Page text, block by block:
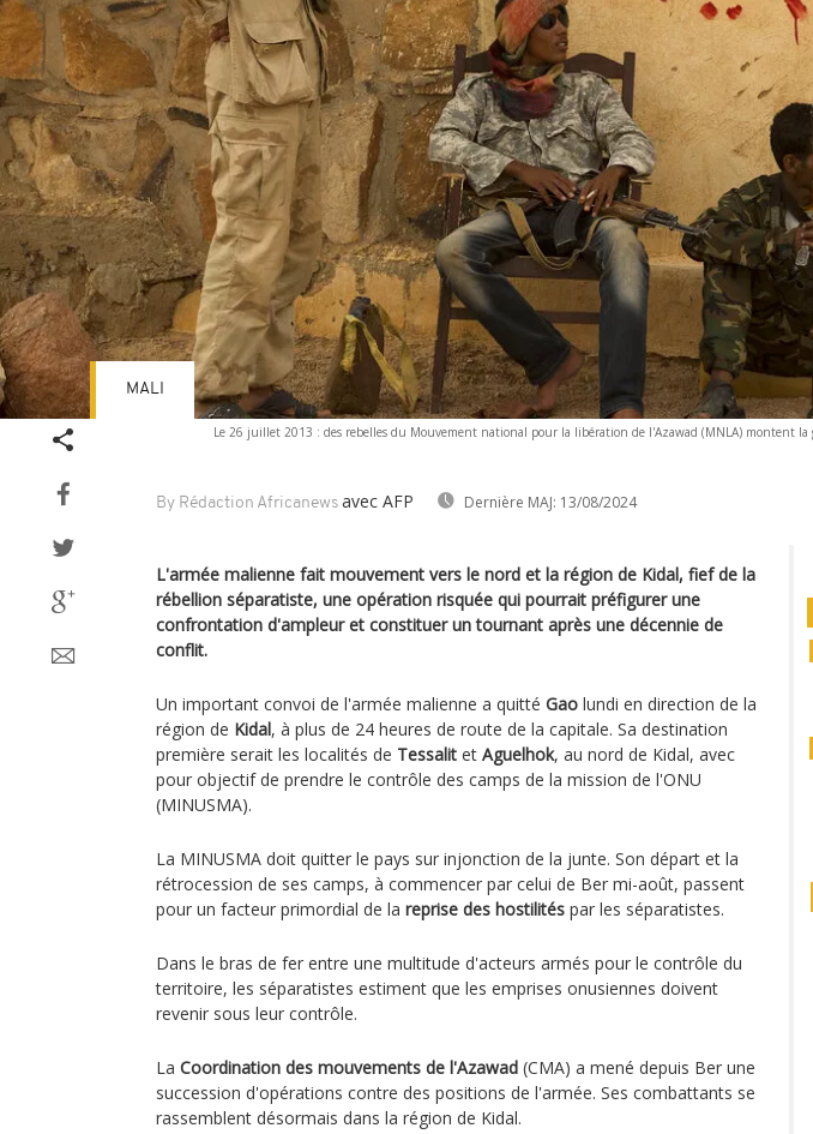
Le 26 juillet 2013 : des rebelles du Mouvement national pour la libération de l'Azawad (MNLA) montent
By Rédaction Africanews avec AFP Dernière MAJ: 13/08/2024
MALI
L'armée malienne fait mouvement vers le nord et la région de Kidal, fief de la
rébellion séparatiste, une opération risquée qui pourrait préfigurer une
confrontation d'ampleur et constituer un tournant après une décennie de
conflit.
Un important convoi de l'armée malienne a quitté Gao lundi en direction de la
région de Kidal, à plus de 24 heures de route de la capitale. Sa destination
première serait les localités de Tessalit et Aguelhok, au nord de Kidal, avec
pour objectif de prendre le contrôle des camps de la mission de l'ONU
(MINUSMA).
La MINUSMA doit quitter le pays sur injonction de la junte. Son départ et la
rétrocession de ses camps, à commencer par celui de Ber mi-août, passent
pour un facteur primordial de la reprise des hostilités par les séparatistes.
Dans le bras de fer entre une multitude d'acteurs armés pour le contrôle du
territoire, les séparatistes estiment que les emprises onusiennes doivent
revenir sous leur contrôle.
La Coordination des mouvements de l'Azawad (CMA) a mené depuis Ber une
succession d'opérations contre des positions de l'armée. Ses combattants se
rassemblent désormais dans la région de Kidal.